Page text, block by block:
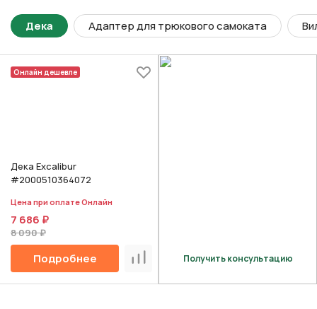
Адаптер для трюкового самоката
Дека
Онлайн дешевле
Дека Excalibur
#2000510364072
Цена при оплате Онлайн
7 686 ₽
8 090 ₽
Подробнее СравнитьПолучить консультацию